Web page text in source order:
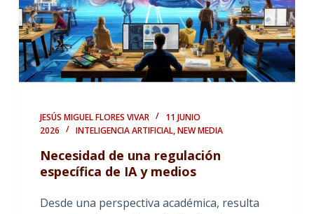
JESÚS MIGUEL FLORES VIVAR
11 JUNIO
2026
INTELIGENCIA ARTIFICIAL,NEW MEDIA
Necesidad de una regulación
específica de IA y medios
Desde una perspectiva académica, resulta